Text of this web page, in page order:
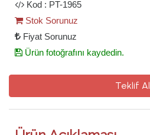
Kod : PT-1965
Stok Sorunuz
Fiyat Sorunuz
Ürün fotoğrafını kaydedin.
Teklif Al